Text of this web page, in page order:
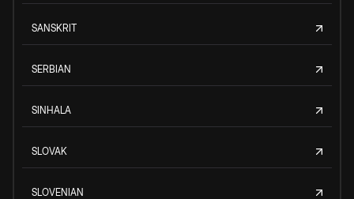
SANSKRIT
SERBIAN
SINHALA
SLOVAK
SLOVENIAN